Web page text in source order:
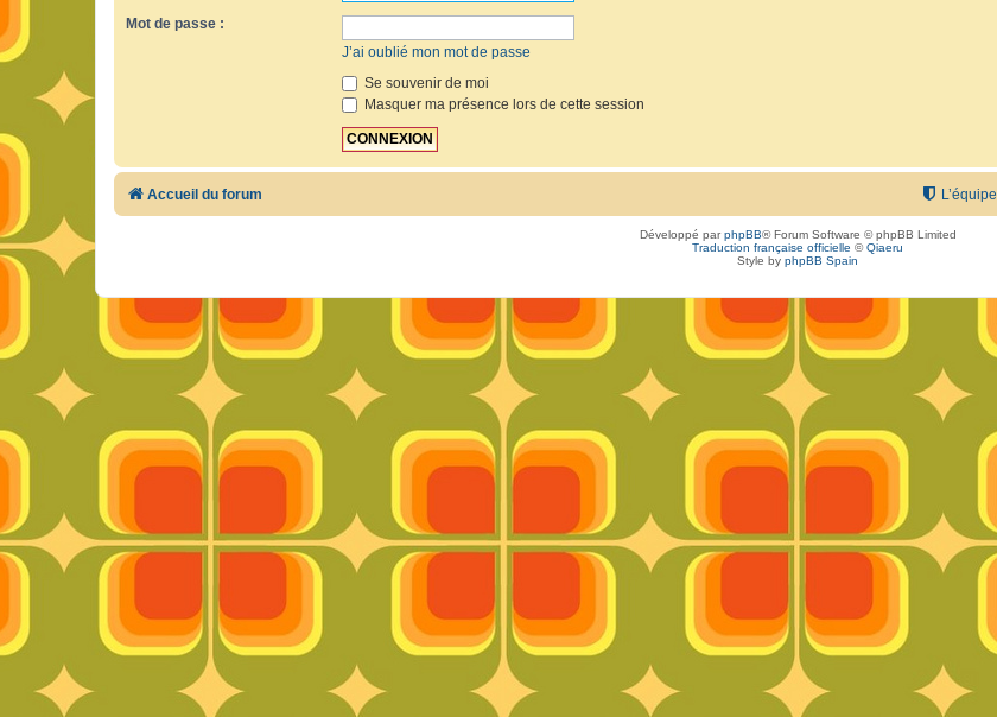
Mot de passe :
J’ai oublié mon mot de passe
Se souvenir de moi
Masquer ma présence lors de cette session
Accueil du forum L’équipe
Développé parphpBB® Forum Software © phpBB Limited
Traduction française officielle ©Qiaeru
Style by phpBB Spain